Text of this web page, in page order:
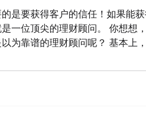
是要获得客户的信任！如果能获
一位顶尖的理财顾问。 你想想，
为靠谱的理财顾问呢？ 基本上，
——不仅是专业能力，而是生活
管理这件事上，客户希望自己面